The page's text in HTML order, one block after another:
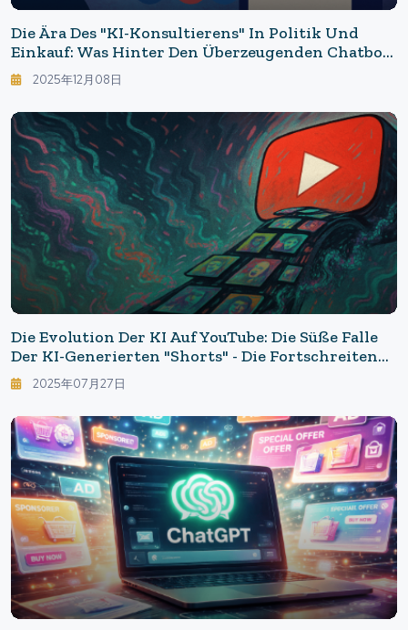
Die Ära Des "KI-Konsultierens" In Politik Und
Einkauf: Was Hinter Den Überzeugenden Chatbots
Geschieht
2025年12月08日
Die Evolution Der KI Auf YouTube: Die Süße Falle
Der KI-Generierten "Shorts" - Die Fortschreitende
Inhaltsverflachung Hinter Der Übermacht Der
Zuschauer
2025年07月27日